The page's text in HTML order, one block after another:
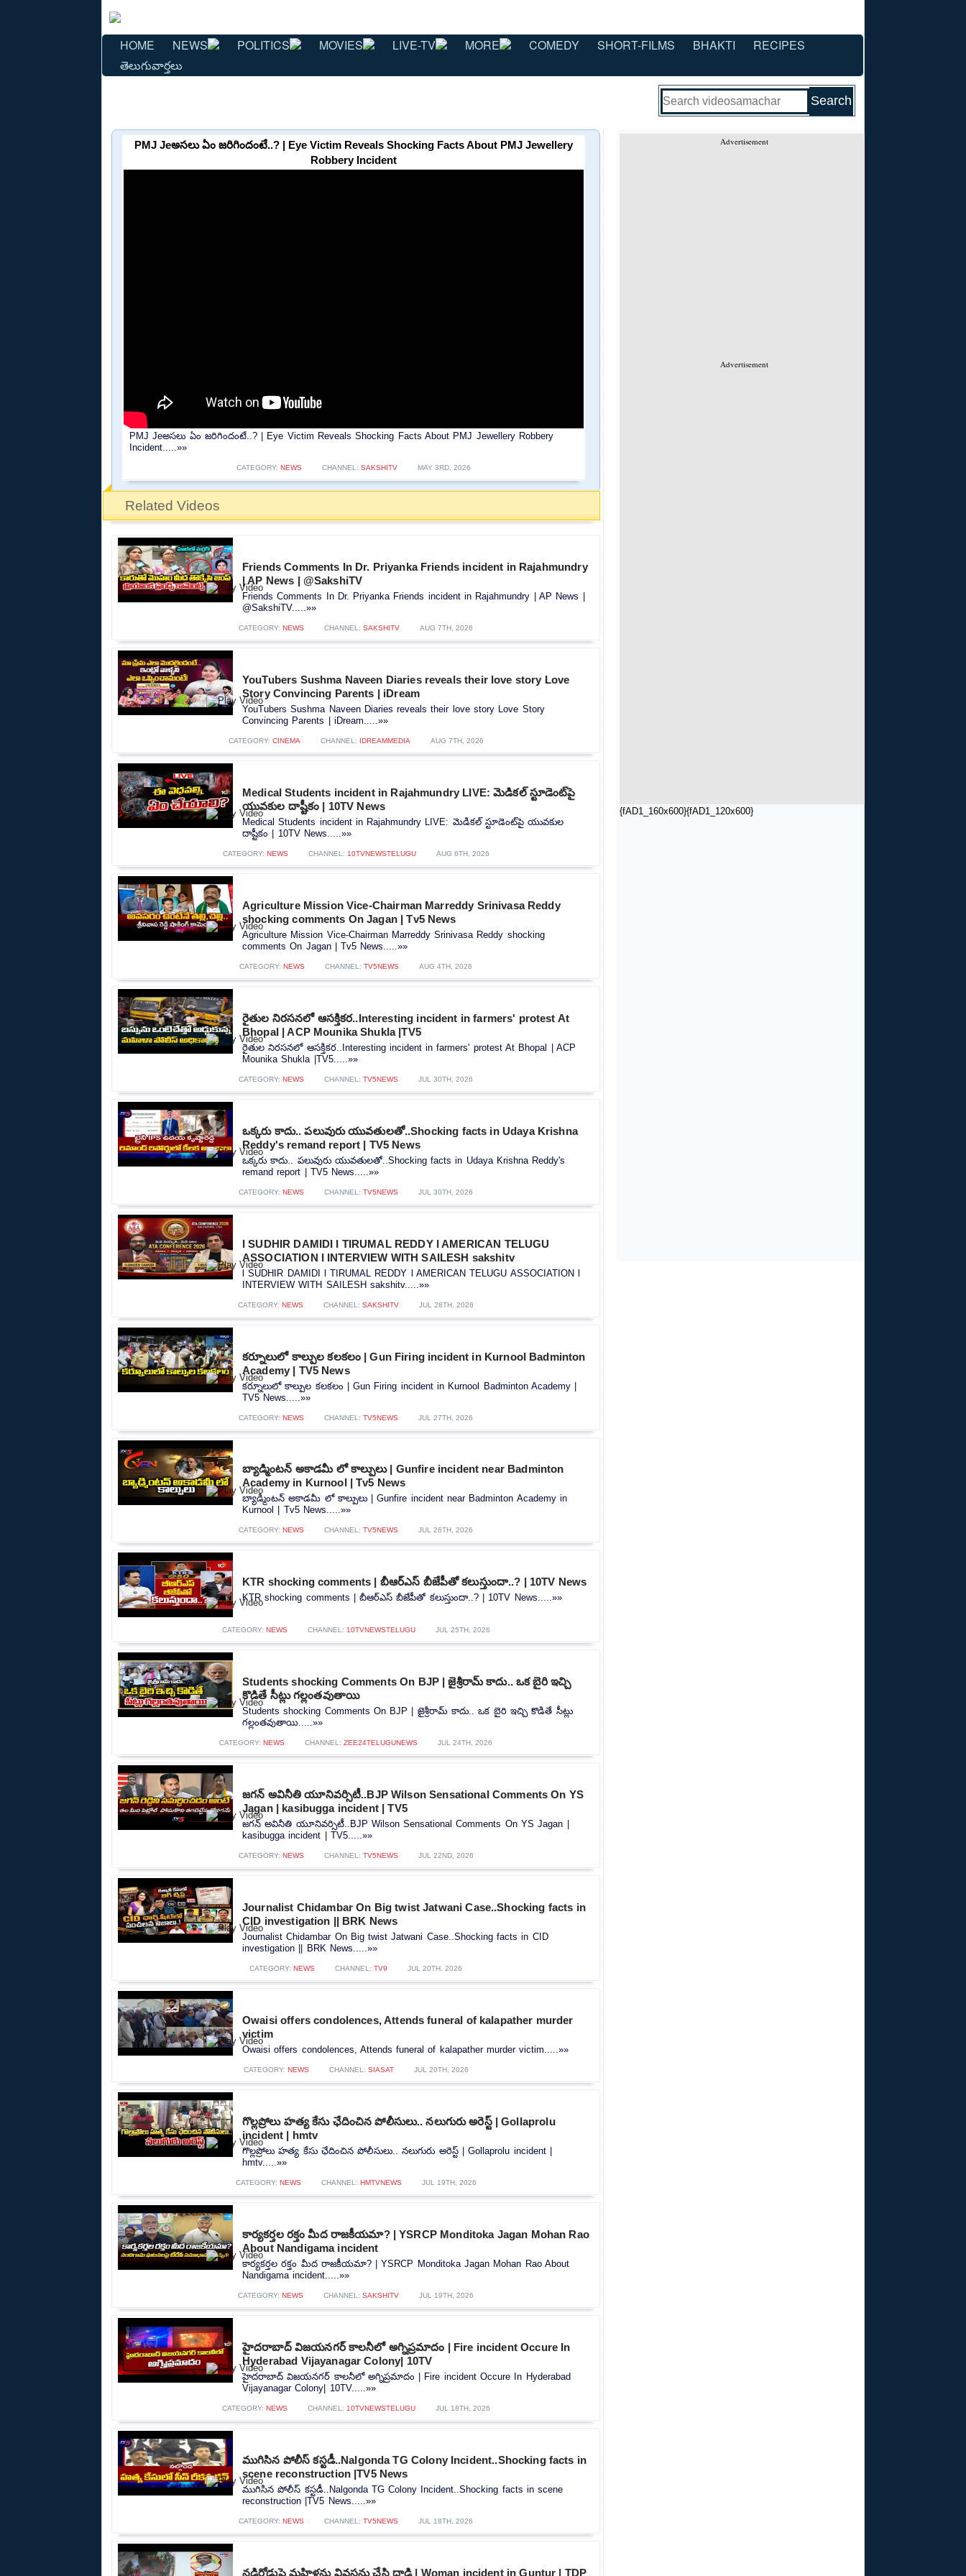
HOME NEWS POLITICS MOVIES LIVE-TV MORE COMEDY SHORT-FILMS BHAKTI
RECIPES
తెలుగువార్తలు
Advertisement
Advertisement
{fAD1_160x600}{fAD1_120x600}
PMJ Jeఅసలు ఏం జరిగిందంటే..? | Eye Victim Reveals Shocking Facts About PMJ Jewellery
Robbery Incident
PMJ Jeఅసలు ఏం జరిగిందంటే..? | Eye Victim Reveals Shocking Facts About PMJ Jewellery Robbery
Incident.....»»
CATEGORY: NEWS CHANNEL: SAKSHITV MAY 3RD, 2026
Related Videos
Friends Comments In Dr. Priyanka Friends incident in Rajahmundry
| AP News | @SakshiTV
Friends Comments In Dr. Priyanka Friends incident in Rajahmundry | AP News |
@SakshiTV.....»»
CATEGORY: NEWS CHANNEL: SAKSHITV AUG 7TH, 2026
YouTubers Sushma Naveen Diaries reveals their love story Love
Story Convincing Parents | iDream
YouTubers Sushma Naveen Diaries reveals their love story Love Story
Convincing Parents | iDream.....»»
CATEGORY: CINEMA CHANNEL: IDREAMMEDIA AUG 7TH, 2026
Medical Students incident in Rajahmundry LIVE: మెడికల్‌ స్టూడెంట్‌పై
యువకుల దాష్టీకం | 10TV News
Medical Students incident in Rajahmundry LIVE: మెడికల్‌ స్టూడెంట్‌పై యువకుల
దాష్టీకం | 10TV News.....»»
CATEGORY: NEWS CHANNEL: 10TVNEWSTELUGU AUG 6TH, 2026
Agriculture Mission Vice-Chairman Marreddy Srinivasa Reddy
shocking comments On Jagan | Tv5 News
Agriculture Mission Vice-Chairman Marreddy Srinivasa Reddy shocking
comments On Jagan | Tv5 News.....»»
CATEGORY: NEWS CHANNEL: TV5NEWS AUG 4TH, 2026
రైతుల నిరసనలో ఆసక్తికర..Interesting incident in farmers' protest At
Bhopal | ACP Mounika Shukla |TV5
రైతుల నిరసనలో ఆసక్తికర..Interesting incident in farmers' protest At Bhopal | ACP
Mounika Shukla |TV5.....»»
CATEGORY: NEWS CHANNEL: TV5NEWS JUL 30TH, 2026
ఒక్కరు కాదు.. పలువురు యువతులతో..Shocking facts in Udaya Krishna
Reddy's remand report | TV5 News
ఒక్కరు కాదు.. పలువురు యువతులతో..Shocking facts in Udaya Krishna Reddy's
remand report | TV5 News.....»»
CATEGORY: NEWS CHANNEL: TV5NEWS JUL 30TH, 2026
l SUDHIR DAMIDI l TIRUMAL REDDY l AMERICAN TELUGU
ASSOCIATION l INTERVIEW WITH SAILESH sakshitv
l SUDHIR DAMIDI l TIRUMAL REDDY l AMERICAN TELUGU ASSOCIATION l
INTERVIEW WITH SAILESH sakshitv.....»»
CATEGORY: NEWS CHANNEL: SAKSHITV JUL 28TH, 2026
కర్నూలులో కాల్పుల కలకలం | Gun Firing incident in Kurnool Badminton
Academy | TV5 News
కర్నూలులో కాల్పుల కలకలం | Gun Firing incident in Kurnool Badminton Academy |
TV5 News.....»»
CATEGORY: NEWS CHANNEL: TV5NEWS JUL 27TH, 2026
బ్యాడ్మింటన్ అకాడమీ లో కాల్పులు | Gunfire incident near Badminton
Academy in Kurnool | Tv5 News
బ్యాడ్మింటన్ అకాడమీ లో కాల్పులు | Gunfire incident near Badminton Academy in
Kurnool | Tv5 News.....»»
CATEGORY: NEWS CHANNEL: TV5NEWS JUL 26TH, 2026
KTR shocking comments | బీఆర్ఎస్ బీజేపీతో కలుస్తుందా..? | 10TV News
KTR shocking comments | బీఆర్ఎస్ బీజేపీతో కలుస్తుందా..? | 10TV News.....»»
CATEGORY: NEWS CHANNEL: 10TVNEWSTELUGU JUL 25TH, 2026
Students shocking Comments On BJP | జైశ్రీరామ్ కాదు.. ఒక బైరి ఇచ్చి
కొడితే సీట్లు గల్లంతవుతాయి
Students shocking Comments On BJP | జైశ్రీరామ్ కాదు.. ఒక బైరి ఇచ్చి కొడితే సీట్లు
గల్లంతవుతాయి.....»»
CATEGORY: NEWS CHANNEL: ZEE24TELUGUNEWS JUL 24TH, 2026
జగన్ అవినీతి యూనివర్సిటీ..BJP Wilson Sensational Comments On YS
Jagan | kasibugga incident | TV5
జగన్ అవినీతి యూనివర్సిటీ..BJP Wilson Sensational Comments On YS Jagan |
kasibugga incident | TV5.....»»
CATEGORY: NEWS CHANNEL: TV5NEWS JUL 22ND, 2026
Journalist Chidambar On Big twist Jatwani Case..Shocking facts in
CID investigation || BRK News
Journalist Chidambar On Big twist Jatwani Case..Shocking facts in CID
investigation || BRK News.....»»
CATEGORY: NEWS CHANNEL: TV9 JUL 20TH, 2026
Owaisi offers condolences, Attends funeral of kalapather murder
victim
Owaisi offers condolences, Attends funeral of kalapather murder victim.....»»
CATEGORY: NEWS CHANNEL: SIASAT JUL 20TH, 2026
గొల్లప్రోలు హత్య కేసు ఛేదించిన పోలీసులు.. నలుగురు అరెస్ట్ | Gollaprolu
incident | hmtv
గొల్లప్రోలు హత్య కేసు ఛేదించిన పోలీసులు.. నలుగురు అరెస్ట్ | Gollaprolu incident |
hmtv.....»»
CATEGORY: NEWS CHANNEL: HMTVNEWS JUL 19TH, 2026
కార్యకర్తల రక్తం మీద రాజకీయమా? | YSRCP Monditoka Jagan Mohan Rao
About Nandigama incident
కార్యకర్తల రక్తం మీద రాజకీయమా? | YSRCP Monditoka Jagan Mohan Rao About
Nandigama incident.....»»
CATEGORY: NEWS CHANNEL: SAKSHITV JUL 19TH, 2026
హైదరాబాద్ విజయనగర్ కాలనీలో అగ్నిప్రమాదం | Fire incident Occure In
Hyderabad Vijayanagar Colony| 10TV
హైదరాబాద్ విజయనగర్ కాలనీలో అగ్నిప్రమాదం | Fire incident Occure In Hyderabad
Vijayanagar Colony| 10TV.....»»
CATEGORY: NEWS CHANNEL: 10TVNEWSTELUGU JUL 18TH, 2026
ముగిసిన పోలీస్ కస్టడీ..Nalgonda TG Colony Incident..Shocking facts in
scene reconstruction |TV5 News
ముగిసిన పోలీస్ కస్టడీ..Nalgonda TG Colony Incident..Shocking facts in scene
reconstruction |TV5 News.....»»
CATEGORY: NEWS CHANNEL: TV5NEWS JUL 18TH, 2026
నడిరోడ్డుపై మహిళను వివస్త్రను చేసి దాడి | Woman incident in Guntur | TDP